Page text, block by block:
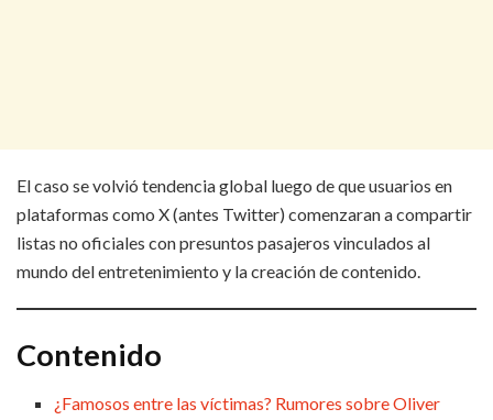
El caso se volvió tendencia global luego de que usuarios en
plataformas como X (antes Twitter) comenzaran a compartir
listas no oficiales con presuntos pasajeros vinculados al
mundo del entretenimiento y la creación de contenido.
Contenido
¿Famosos entre las víctimas? Rumores sobre Oliver